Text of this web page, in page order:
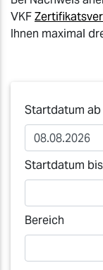
VKF
Ihnen maximal
Startdatum ab
Startdatum bis
Bereich